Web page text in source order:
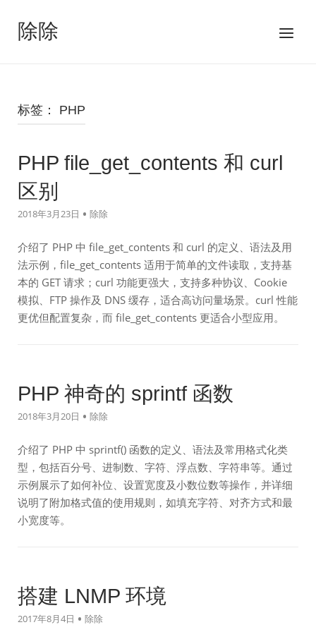
除除
菜
标签： PHP
PHP file_get_contents 和 curl
区别
2018年3月23日 除除
介绍了 PHP 中 file_get_contents 和 curl 的定义、语法及用
法示例，file_get_contents 适用于简单的文件读取，支持基
本的 GET 请求；curl 功能更强大，支持多种协议、Cookie
模拟、FTP 操作及 DNS 缓存，适合高访问量场景。curl 性能
更优但配置复杂，而 file_get_contents 更适合小型应用。
PHP 神奇的 sprintf 函数
2018年3月20日 除除
介绍了 PHP 中 sprintf() 函数的定义、语法及常用格式化类
型，包括百分号、进制数、字符、浮点数、字符串等。通过
示例展示了如何补位、设置宽度及小数位数等操作，并详细
说明了附加格式值的使用规则，如填充字符、对齐方式和最
小宽度等。
搭建 LNMP 环境
2017年8月4日 除除